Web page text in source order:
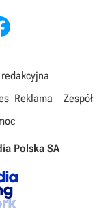
Reklama
Zespół
Polska SA